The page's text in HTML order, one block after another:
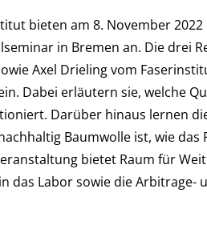
bieten am 8. November
in Bremen an. Die drei
Axel Drieling vom
Dabei erläutern sie, welche
Darüber hinaus lernen
Baumwolle ist, wie
bietet Raum für
das Labor sowie die Arbitrage-